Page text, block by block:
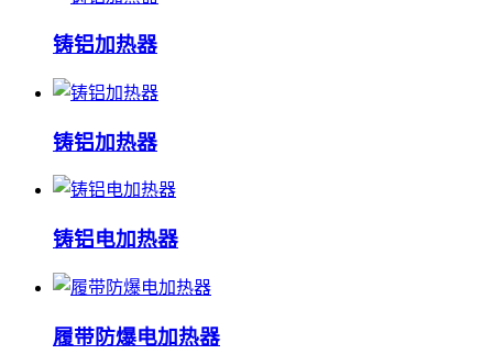
铸铝加热器
铸铝加热器
铸铝电加热器
履带防爆电加热器